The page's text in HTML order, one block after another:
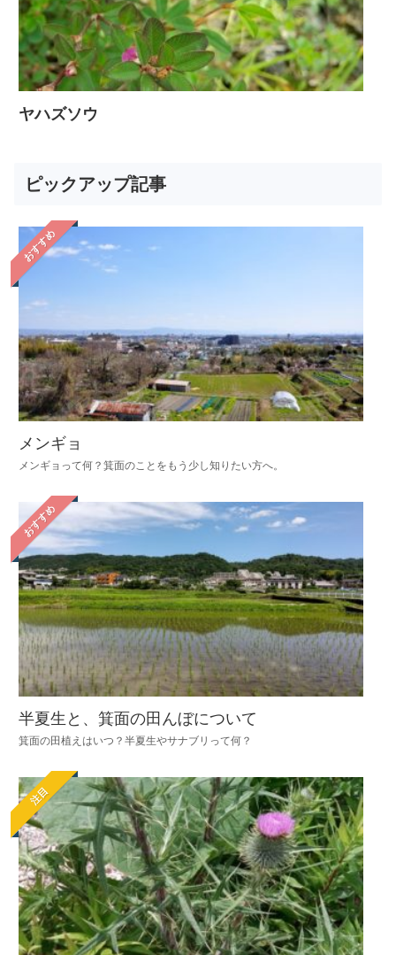
ヤハズソウ
ピックアップ記事
おすすめ
メンギョ
メンギョって何？箕面のことをもう少し知りたい方へ。
おすすめ
半夏生と、箕面の田んぼについて
箕面の田植えはいつ？半夏生やサナブリって何？
注目